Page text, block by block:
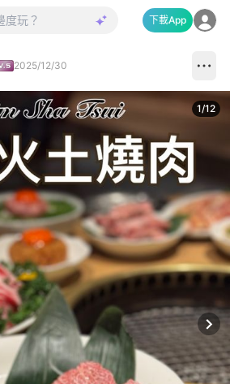
下載App
2025/12/30
1/12